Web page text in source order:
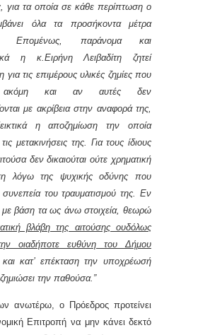
για τα οποία σε κάθε περίπτωση ο
όλα τα προσήκοντα μέτρα
Επομένως, παράνομα και
η κ.Ειρήνη Λειβαδίτη ζητεί
για τις επιμέρους υλικές ζημίες που
ακόμη και αν αυτές δεν
με ακρίβεια στην αναφορά της,
η αποζημίωση την οποία
τις μετακινήσεις της. Για τους ίδιους
δεν δικαιούται ούτε χρηματική
λόγω της ψυχικής οδύνης που
συνεπεία του τραυματισμού της. Εν
με βάση τα ως άνω στοιχεία, θεωρώ
βλάβη της αιτούσης ουδόλως
οιαδήποτε ευθύνη του Δήμου
και κατ’ επέκταση την υποχρέωσή
την παθούσα.”
ανωτέρω, ο Πρόεδρος προτείνει
Επιτροπή να μην κάνει δεκτό